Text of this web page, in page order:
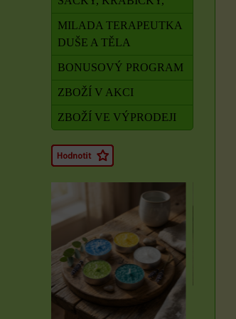
MILADA TERAPEUTKA
DUŠE A TĚLA
BONUSOVÝ PROGRAM
ZBOŽÍ V AKCI
ZBOŽÍ VE VÝPRODEJI